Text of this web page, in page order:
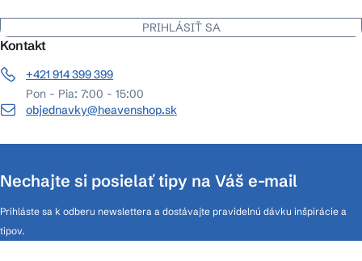
PRIHLÁSIŤ SA
Kontakt
+421 914 399 399
Pon - Pia: 7:00 - 15:00
objednavky@heavenshop.sk
Nechajte si posielať tipy na Váš e-mail
Prihláste sa k odberu newslettera a dostávajte pravidelnú dávku inšpirácie a
tipov.